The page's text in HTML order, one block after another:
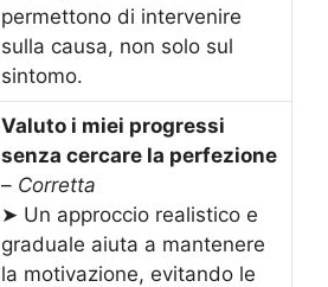
permettono di intervenire
sulla causa, non solo sul
sintomo.
Valuto i miei progressi
senza cercare la perfezione
– Corretta
➤ Un approccio realistico e
graduale aiuta a mantenere
la motivazione, evitando le